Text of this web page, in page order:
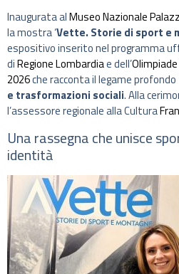
Inaugurata alMuseo Nazionale
la mostra ‘Vette. Storie di sport e
espositivo inserito nel programma
diRegione Lombardiae dell’
2026che racconta il legame
e trasformazioni sociali. Alla
l’assessore regionale alla Cultura
Una rassegna che unisce
identità